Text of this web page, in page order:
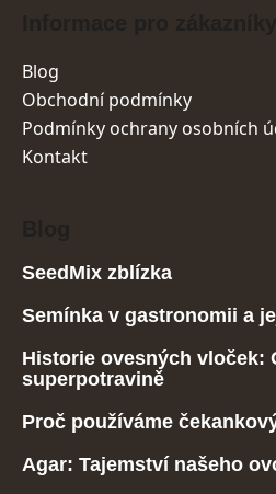
Blog
Obchodní podmínky
Podmínky ochrany osobních
Kontakt
SeedMix zblízka
Semínka v gastronomii a
Historie ovesných vloček:
superpotravině
Proč používáme
Agar: Tajemství našeho